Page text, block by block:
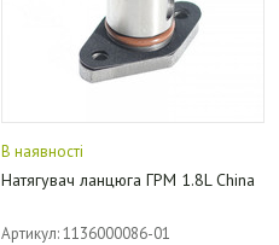
В наявності
Натягувач ланцюга ГРМ 1.8L China
Артикул: 1136000086-01